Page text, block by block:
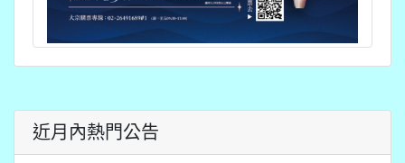
近月內熱門公告